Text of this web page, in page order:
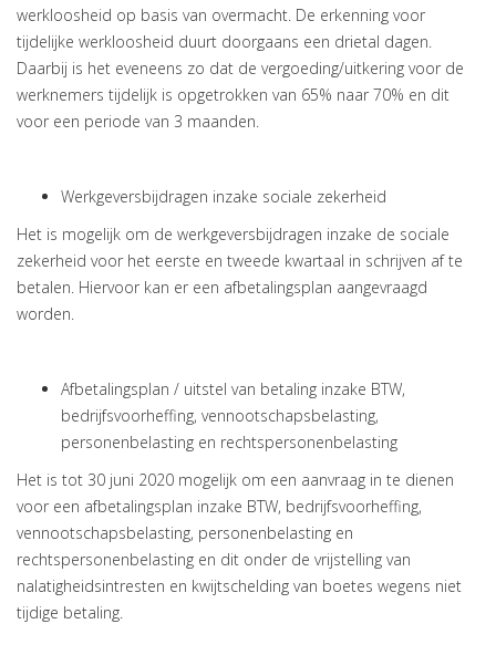
werkloosheid op basis van overmacht. De erkenning voor
tijdelijke werkloosheid duurt doorgaans een drietal dagen.
Daarbij is het eveneens zo dat de vergoeding/uitkering voor de
werknemers tijdelijk is opgetrokken van 65% naar 70% en dit
voor een periode van 3 maanden.
Werkgeversbijdragen inzake sociale zekerheid
Het is mogelijk om de werkgeversbijdragen inzake de sociale
zekerheid voor het eerste en tweede kwartaal in schrijven af te
betalen. Hiervoor kan er een afbetalingsplan aangevraagd
worden.
Afbetalingsplan / uitstel van betaling inzake BTW,
bedrijfsvoorheffing, vennootschapsbelasting,
personenbelasting en rechtspersonenbelasting
Het is tot 30 juni 2020 mogelijk om een aanvraag in te dienen
voor een afbetalingsplan inzake BTW, bedrijfsvoorheffing,
vennootschapsbelasting, personenbelasting en
rechtspersonenbelasting en dit onder de vrijstelling van
nalatigheidsintresten en kwijtschelding van boetes wegens niet
tijdige betaling.